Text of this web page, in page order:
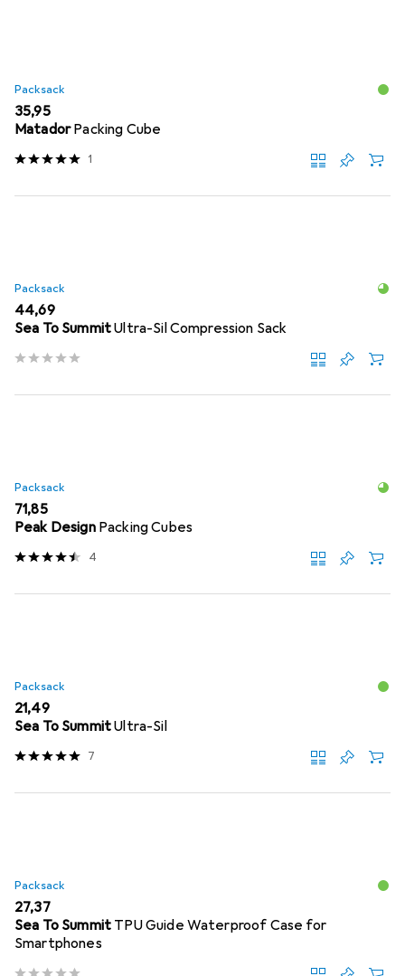
Packsack
EUR
35,95
MatadorPacking Cube
1
Packsack
EUR
44,69
Sea To SummitUltra-Sil Compression Sack
Packsack
EUR
71,85
Peak Design Packing Cubes
4
Packsack
EUR
21,49
Sea To SummitUltra-Sil
7
Packsack
EUR
27,37
Sea To Summit TPU Guide Waterproof Case for
Smartphones